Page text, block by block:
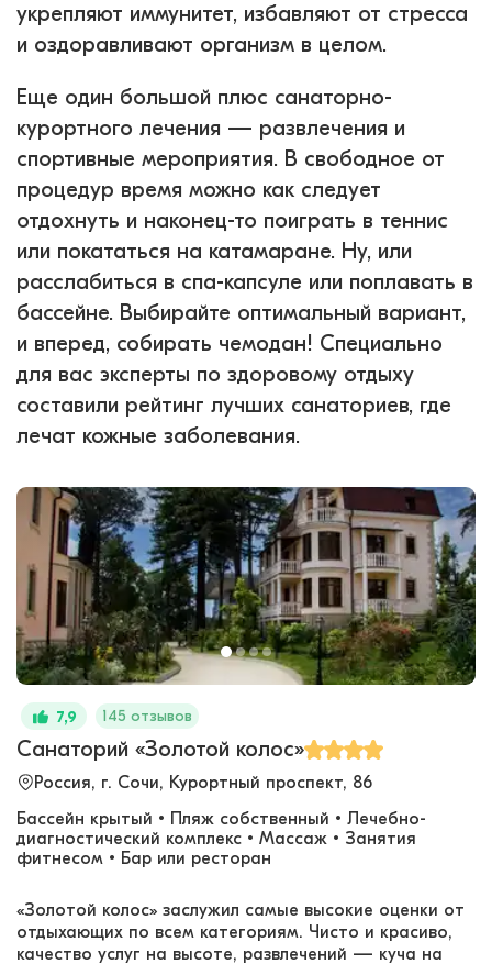
укрепляют иммунитет, избавляют от стресса
и оздоравливают организм в целом.
Еще один большой плюс санаторно-
курортного лечения — развлечения и
спортивные мероприятия. В свободное от
процедур время можно как следует
отдохнуть и наконец-то поиграть в теннис
или покататься на катамаране. Ну, или
расслабиться в спа-капсуле или поплавать в
бассейне. Выбирайте оптимальный вариант,
и вперед, собирать чемодан! Специально
для вас эксперты по здоровому отдыху
составили рейтинг лучших санаториев, где
лечат кожные заболевания.
7,9 145 отзывов
Санаторий «Золотой колос»
Россия, г. Сочи, Курортный проспект, 86
Бассейн крытый • Пляж собственный • Лечебно-
диагностический комплекс • Массаж • Занятия
фитнесом • Бар или ресторан
«Золотой колос» заслужил самые высокие оценки от
отдыхающих по всем категориям. Чисто и красиво,
качество услуг на высоте, развлечений — куча на